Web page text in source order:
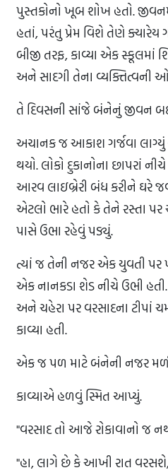
પુસ્તકોનો ખૂબ શોખ હતો.
હતાં, પરંતુ પ્રેમ વિશે તેણે ક્યારેય
બીજી તરફ, કાવ્યા એક સ્કૂલમાં
અને સાદગી તેના વ્યક્તિત્વની
તે દિવસની સાંજે બંનેનું જીવન
અચાનક જ આકાશ ગર્જવા
થયો. લોકો દુકાનોના છાપરાં
આરવ લાઇબ્રેરી બંધ કરીને ઘરે
એટલો ભારે હતો કે તેને રસ્તા
પાસે ઉભા રહેવું પડ્યું.
ત્યાં જ તેની નજર એક યુવતી પર
એક નાનકડા શેડ નીચે ઉભી હતી.
અને ચહેરા પર વરસાદના ટીપાં
કાવ્યા હતી.
એક જ પળ માટે બંનેની નજર
કાવ્યાએ હળવું સ્મિત આપ્યું.
"વરસાદ તો આજે રોકાવાનો જ
"હા, લાગે છે કે આખી રાત